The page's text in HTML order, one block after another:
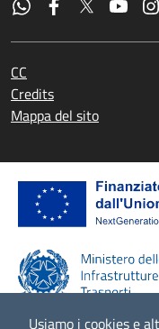
Usiamo i cookies e
CC
Credits
Mappa del sito